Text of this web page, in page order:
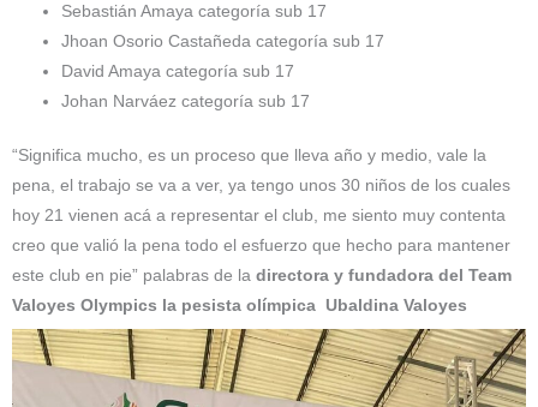
Sebastián Amaya categoría sub 17
Jhoan Osorio Castañeda categoría sub 17
David Amaya categoría sub 17
Johan Narváez categoría sub 17
“Significa mucho, es un proceso que lleva año y medio, vale la
pena, el trabajo se va a ver, ya tengo unos 30 niños de los cuales
hoy 21 vienen acá a representar el club, me siento muy contenta
creo que valió la pena todo el esfuerzo que hecho para mantener
este club en pie” palabras de la directora y fundadora del Team
Valoyes Olympics la pesista olímpica Ubaldina Valoyes